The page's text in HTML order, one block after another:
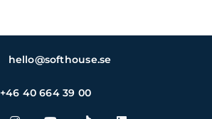
hello@softhouse.se
+46 40 664 39 00